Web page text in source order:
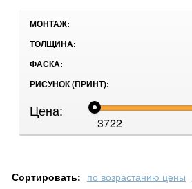
МОНТАЖ:
ТОЛЩИНА:
ФАСКА:
РИСУНОК (ПРИНТ):
Цена:
3722
Сортировать: по возрастанию цены